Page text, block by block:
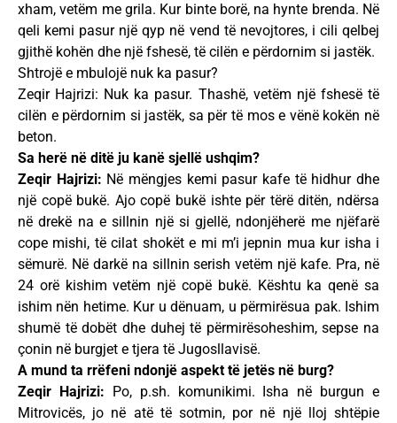
xham, vetëm me grila. Kur binte borë, na hynte brenda. Në
qeli kemi pasur një qyp në vend të nevojtores, i cili qelbej
gjithë kohën dhe një fshesë, të cilën e përdornim si jastëk.
Shtrojë e mbulojë nuk ka pasur?
Zeqir Hajrizi: Nuk ka pasur. Thashë, vetëm një fshesë të
cilën e përdornim si jastëk, sa për të mos e vënë kokën në
beton.
Sa herë në ditë ju kanë sjellë ushqim?
Zeqir Hajrizi: Në mëngjes kemi pasur kafe të hidhur dhe
një copë bukë. Ajo copë bukë ishte për tërë ditën, ndërsa
në drekë na e sillnin një si gjellë, ndonjëherë me njëfarë
cope mishi, të cilat shokët e mi m’i jepnin mua kur isha i
sëmurë. Në darkë na sillnin serish vetëm një kafe. Pra, në
24 orë kishim vetëm një copë bukë. Kështu ka qenë sa
ishim nën hetime. Kur u dënuam, u përmirësua pak. Ishim
shumë të dobët dhe duhej të përmirësoheshim, sepse na
çonin në burgjet e tjera të Jugosllavisë.
A mund ta rrëfeni ndonjë aspekt të jetës në burg?
Zeqir Hajrizi:
Po, p.sh. komunikimi. Isha në burgun e
Mitrovicës, jo në atë të sotmin, por në një lloj shtëpie